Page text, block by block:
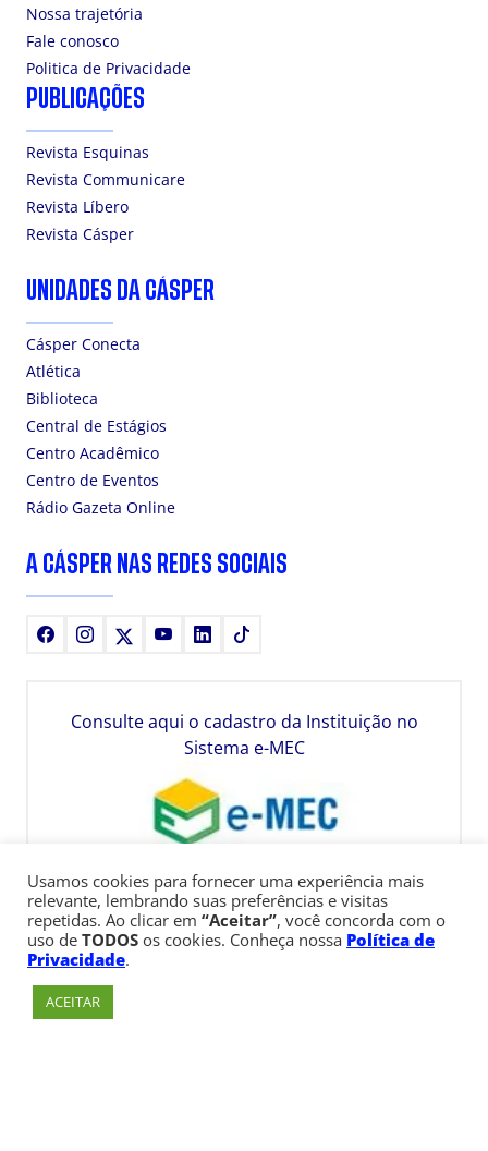
Nossa trajetória
Fale conosco
Politica de Privacidade
PUBLICAÇÕES
Revista Esquinas
Revista Communicare
Revista Líbero
Revista Cásper
UNIDADES DA CÁSPER
Cásper Conecta
Atlética
Biblioteca
Central de Estágios
Centro Acadêmico
Centro de Eventos
Rádio Gazeta Online
A CÁSPER NAS REDES SOCIAIS
FacebookInstagram YoutubeLinkedIn
Consulte aqui o cadastro da Instituição no
Sistema e-MEC
Usamos cookies para fornecer uma experiência mais
relevante, lembrando suas preferências e visitas
repetidas. Ao clicar em “Aceitar”, você concorda com o
uso de TODOS os cookies. Conheça nossa Política de
Privacidade.
ACEITAR